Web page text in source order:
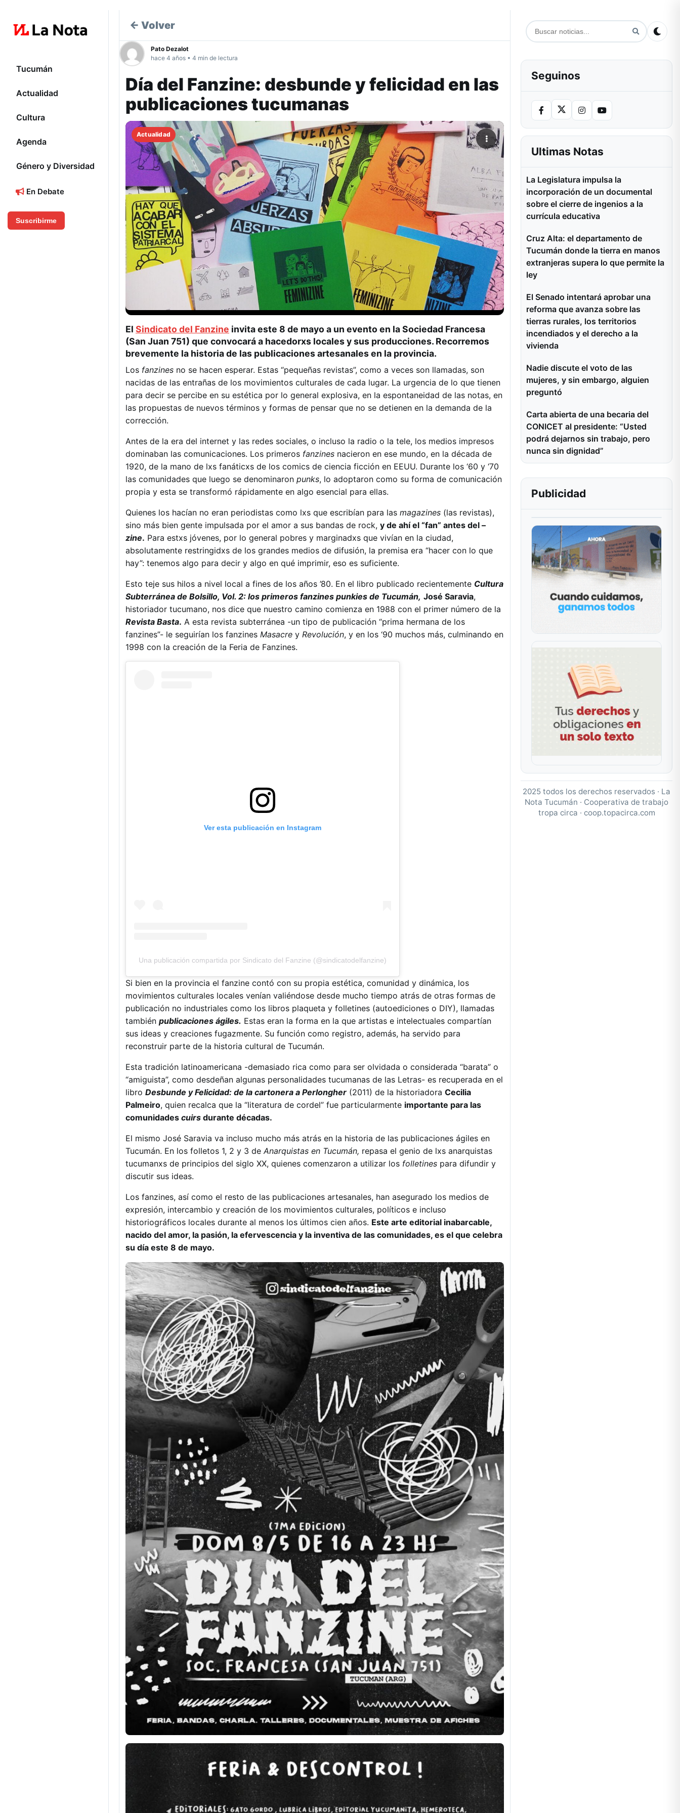
Tucumán
Actualidad
Cultura
Agenda
Género y Diversidad
En Debate
Suscribirme
← Volver
Pato Dezalot
hace 4 años • 4 min de lectura
Día del Fanzine: desbunde y felicidad en las
publicaciones tucumanas
Actualidad
El Sindicato del Fanzine invita este 8 de mayo a un evento en la Sociedad Francesa
(San Juan 751) que convocará a hacedorxs locales y sus producciones. Recorremos
brevemente la historia de las publicaciones artesanales en la provincia.
Los fanzines no se hacen esperar. Estas “pequeñas revistas”, como a veces son llamadas, son
nacidas de las entrañas de los movimientos culturales de cada lugar. La urgencia de lo que tienen
para decir se percibe en su estética por lo general explosiva, en la espontaneidad de las notas, en
las propuestas de nuevos términos y formas de pensar que no se detienen en la demanda de la
corrección.
Antes de la era del internet y las redes sociales, o incluso la radio o la tele, los medios impresos
dominaban las comunicaciones. Los primeros fanzines nacieron en ese mundo, en la década de
1920, de la mano de lxs fanáticxs de los comics de ciencia ficción en EEUU. Durante los ‘60 y ‘70
las comunidades que luego se denominaron punks, lo adoptaron como su forma de comunicación
propia y esta se transformó rápidamente en algo esencial para ellas.
Quienes los hacían no eran periodistas como lxs que escribían para las magazines (las revistas),
sino más bien gente impulsada por el amor a sus bandas de rock, y de ahí el “fan” antes del –
zine. Para estxs jóvenes, por lo general pobres y marginadxs que vivían en la ciudad,
absolutamente restringidxs de los grandes medios de difusión, la premisa era “hacer con lo que
hay”: tenemos algo para decir y algo en qué imprimir, eso es suficiente.
Esto teje sus hilos a nivel local a fines de los años ’80. En el libro publicado recientemente Cultura
Subterránea de Bolsillo, Vol. 2: los primeros fanzines punkies de Tucumán, José Saravia,
historiador tucumano, nos dice que nuestro camino comienza en 1988 con el primer número de la
Revista Basta. A esta revista subterránea -un tipo de publicación “prima hermana de los
fanzines”- le seguirían los fanzines Masacre y Revolución, y en los ‘90 muchos más, culminando en
1998 con la creación de la Feria de Fanzines.
Ver esta publicación en Instagram
Una publicación compartida por Sindicato del Fanzine (@sindicatodelfanzine)
Si bien en la provincia el fanzine contó con su propia estética, comunidad y dinámica, los
movimientos culturales locales venían valiéndose desde mucho tiempo atrás de otras formas de
publicación no industriales como los libros plaqueta y folletines (autoediciones o DIY), llamadas
también publicaciones ágiles. Estas eran la forma en la que artistas e intelectuales compartían
sus ideas y creaciones fugazmente. Su función como registro, además, ha servido para
reconstruir parte de la historia cultural de Tucumán.
Esta tradición latinoamericana -demasiado rica como para ser olvidada o considerada “barata” o
“amiguista”, como desdeñan algunas personalidades tucumanas de las Letras- es recuperada en el
libro Desbunde y Felicidad: de la cartonera a Perlongher (2011) de la historiadora Cecilia
Palmeiro, quien recalca que la “literatura de cordel” fue particularmente importante para las
comunidades cuirs durante décadas.
El mismo José Saravia va incluso mucho más atrás en la historia de las publicaciones ágiles en
Tucumán. En los folletos 1, 2 y 3 de Anarquistas en Tucumán, repasa el genio de lxs anarquistas
tucumanxs de principios del siglo XX, quienes comenzaron a utilizar los folletines para difundir y
discutir sus ideas.
Los fanzines, así como el resto de las publicaciones artesanales, han asegurado los medios de
expresión, intercambio y creación de los movimientos culturales, políticos e incluso
historiográficos locales durante al menos los últimos cien años. Este arte editorial inabarcable,
nacido del amor, la pasión, la efervescencia y la inventiva de las comunidades, es el que celebra
su día este 8 de mayo.
Seguinos
Ultimas Notas
La Legislatura impulsa la
incorporación de un documental
sobre el cierre de ingenios a la
currícula educativa
Cruz Alta: el departamento de
Tucumán donde la tierra en manos
extranjeras supera lo que permite la
ley
El Senado intentará aprobar una
reforma que avanza sobre las
tierras rurales, los territorios
incendiados y el derecho a la
vivienda
Nadie discute el voto de las
mujeres, y sin embargo, alguien
preguntó
Carta abierta de una becaria del
CONICET al presidente: “Usted
podrá dejarnos sin trabajo, pero
nunca sin dignidad”
Publicidad
2025 todos los derechos reservados · La
Nota Tucumán · Cooperativa de trabajo
tropa circa · coop.topacirca.com